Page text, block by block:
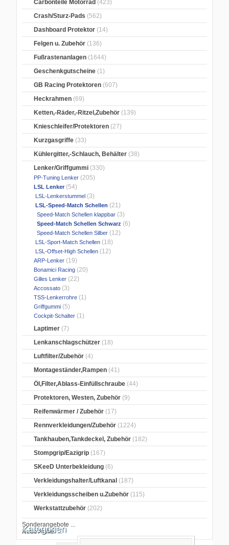
Carbonteile Motorrad (423)
Crash/Sturz-Pads (562)
Dashboard Protektor (14)
Felgen u. Zubehör (136)
Fußrastenanlagen (1644)
Geschenkgutscheine (1)
GB Racing Protektoren (607)
Heckrahmen (69)
Ketten,-Räder,-Ritzel,Zubehör (139)
Knieschleifer/Protektoren (27)
Kurzgasgriffe (33)
Kühlergitter,-Schlauch, Behälter (38)
Lenker/Griffgummi (330)
PP-Tuning Lenker (205)
LSL Lenker (54)
LSL-Lenkerstummel (3)
LSL-Speed-Match Schellen (21)
Speed-Match Schellen klappbar (3)
Speed-Match Schellen Schwarz (6)
Speed-Match Schellen Silber (12)
LSL-Sport-Match Schellen (18)
LSL-Offset-High Schellen (12)
ARP-Lenker (19)
Bonamici Racing (20)
Gilles Lenker (22)
Accossato (3)
TSS-Lenkerrohre (1)
Griffgummi (5)
Cockpit-Schalter (1)
Laptimer (7)
Lenkanschlagschützer (18)
Luftfilter/Zubehör (4)
Montageständer,Rampen (41)
Öl,Filter,Ablass-Einfüllschraube (44)
Protektoren, Westen, Zubehör (9)
Reifenwärmer / Zubehör (17)
Rennverkleidungen/Zubehör (1224)
Tankhauben,Tankdeckel, Zubehör (182)
Stompgrip/Eazigrip (167)
SKeeD Unterbekleidung (6)
Verkleidungshalter/Luftkanal (187)
Verkleidungsscheiben u.Zubehör (115)
Werkstattzubehör (202)
Sonderangebote ...
Neue Artikel ...
Kategorien